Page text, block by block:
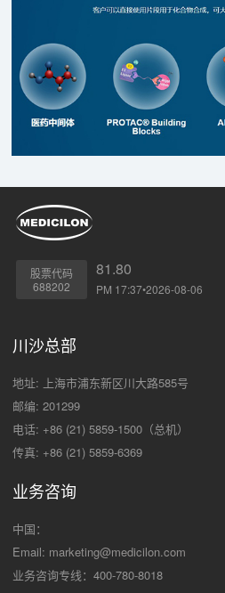
股票代码
688202
81.80
PM 17:37•2026-08-06
川沙总部
地址: 上海市浦东新区川大路585号
邮编: 201299
电话: +86 (21) 5859-1500（总机）
传真: +86 (21) 5859-6369
业务咨询
中国：
Email: marketing@medicilon.com
业务咨询专线：400-780-8018